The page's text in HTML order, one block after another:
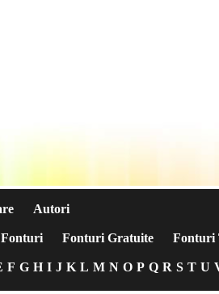
Autori
Fonturi Fonturi Gratuite Fonturi
F G H I J K L M N O P Q R S T U